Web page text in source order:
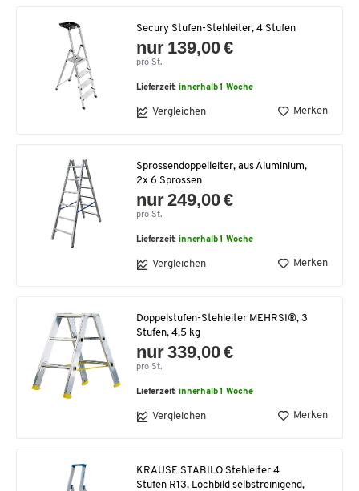
Secury Stufen-Stehleiter, 4 Stufen
nur 139,00 €
pro St.
Lieferzeit:innerhalb 1 Woche
Vergleichen Merken
Sprossendoppelleiter, aus Aluminium,
2x 6 Sprossen
nur 249,00 €
pro St.
Lieferzeit:innerhalb 1 Woche
Vergleichen Merken
Doppelstufen-Stehleiter MEHRSI®, 3
Stufen, 4,5 kg
nur 339,00 €
pro St.
Lieferzeit:innerhalb 1 Woche
Vergleichen Merken
KRAUSE STABILO Stehleiter 4
Stufen R13, Lochbild selbstreinigend,